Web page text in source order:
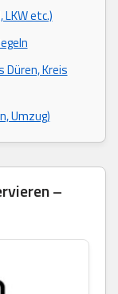
etc.)
Kreis
Umzug)
–